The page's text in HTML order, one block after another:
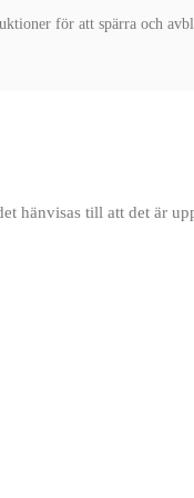
för att spärra och
hänvisas till att det är